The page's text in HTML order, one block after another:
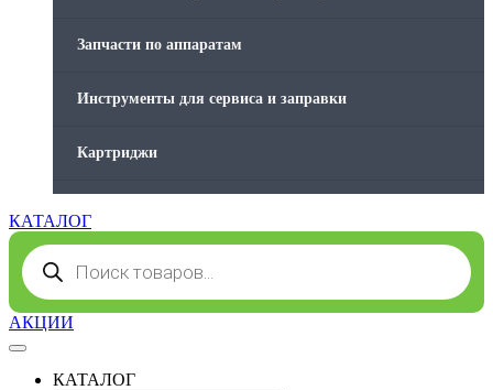
Запчасти по аппаратам
Инструменты для сервиса и заправки
Картриджи
Память для принтера
КАТАЛОГ
Поиск
товаров
АКЦИИ
КАТАЛОГ